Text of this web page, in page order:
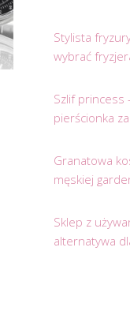
Stylista
wybrać
Szlif
pierścionka
Granatowa
męskiej
Sklep z
alternatywa